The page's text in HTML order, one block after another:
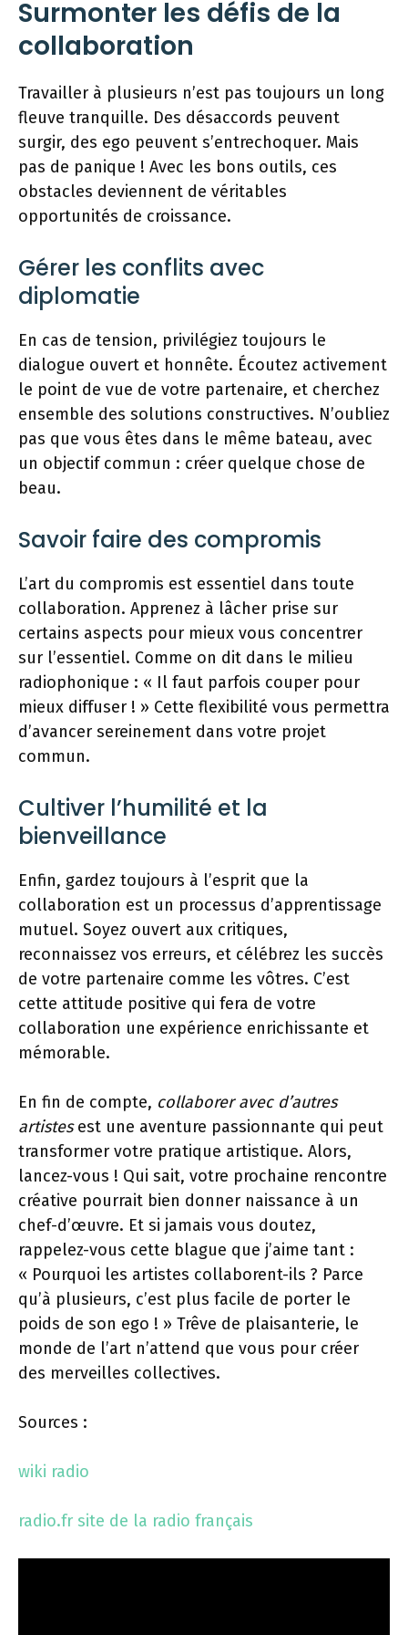
Surmonter les défis de la
collaboration
Travailler à plusieurs n’est pas toujours un long
fleuve tranquille. Des désaccords peuvent
surgir, des ego peuvent s’entrechoquer. Mais
pas de panique ! Avec les bons outils, ces
obstacles deviennent de véritables
opportunités de croissance.
Gérer les conflits avec
diplomatie
En cas de tension, privilégiez toujours le
dialogue ouvert et honnête. Écoutez activement
le point de vue de votre partenaire, et cherchez
ensemble des solutions constructives. N’oubliez
pas que vous êtes dans le même bateau, avec
un objectif commun : créer quelque chose de
beau.
Savoir faire des compromis
L’art du compromis est essentiel dans toute
collaboration. Apprenez à lâcher prise sur
certains aspects pour mieux vous concentrer
sur l’essentiel. Comme on dit dans le milieu
radiophonique : « Il faut parfois couper pour
mieux diffuser ! » Cette flexibilité vous permettra
d’avancer sereinement dans votre projet
commun.
Cultiver l’humilité et la
bienveillance
Enfin, gardez toujours à l’esprit que la
collaboration est un processus d’apprentissage
mutuel. Soyez ouvert aux critiques,
reconnaissez vos erreurs, et célébrez les succès
de votre partenaire comme les vôtres. C’est
cette attitude positive qui fera de votre
collaboration une expérience enrichissante et
mémorable.
En fin de compte, collaborer avec d’autres
artistesest une aventure passionnante qui peut
transformer votre pratique artistique. Alors,
lancez-vous ! Qui sait, votre prochaine rencontre
créative pourrait bien donner naissance à un
chef-d’œuvre. Et si jamais vous doutez,
rappelez-vous cette blague que j’aime tant :
« Pourquoi les artistes collaborent-ils ? Parce
qu’à plusieurs, c’est plus facile de porter le
poids de son ego ! » Trêve de plaisanterie, le
monde de l’art n’attend que vous pour créer
des merveilles collectives.
Sources :
wiki radio
radio.fr site de la radio français